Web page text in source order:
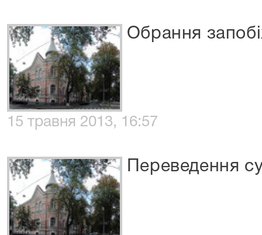
Обрання
15 травня 2013, 16:57
Переведення